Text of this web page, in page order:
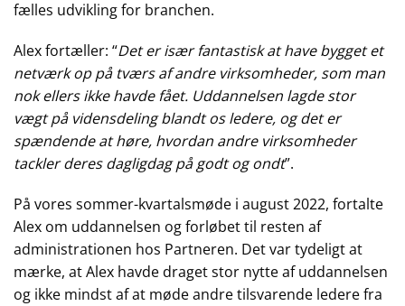
fælles udvikling for branchen.
Alex fortæller: “Det er især fantastisk at have bygget et
netværk op på tværs af andre virksomheder, som man
nok ellers ikke havde fået. Uddannelsen lagde stor
vægt på vidensdeling blandt os ledere, og det er
spændende at høre, hvordan andre virksomheder
tackler deres dagligdag på godt og ondt”.
På vores sommer-kvartalsmøde i august 2022, fortalte
Alex om uddannelsen og forløbet til resten af
administrationen hos Partneren. Det var tydeligt at
mærke, at Alex havde draget stor nytte af uddannelsen
og ikke mindst af at møde andre tilsvarende ledere fra